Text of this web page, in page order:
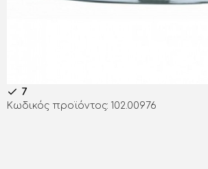
7
Κωδικός προϊόντος: 102.00976